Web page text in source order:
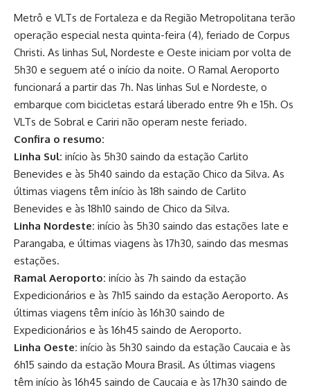
Metrô e VLTs de Fortaleza e da Região Metropolitana terão
operação especial nesta quinta-feira (4), feriado de Corpus
Christi. As linhas Sul, Nordeste e Oeste iniciam por volta de
5h30 e seguem até o início da noite. O Ramal Aeroporto
funcionará a partir das 7h. Nas linhas Sul e Nordeste, o
embarque com bicicletas estará liberado entre 9h e 15h. Os
VLTs de Sobral e Cariri não operam neste feriado.
Confira o resumo:
Linha Sul: início às 5h30 saindo da estação Carlito
Benevides e às 5h40 saindo da estação Chico da Silva. As
últimas viagens têm início às 18h saindo de Carlito
Benevides e às 18h10 saindo de Chico da Silva.
Linha Nordeste: início às 5h30 saindo das estações Iate e
Parangaba, e últimas viagens às 17h30, saindo das mesmas
estações.
Ramal Aeroporto: início às 7h saindo da estação
Expedicionários e às 7h15 saindo da estação Aeroporto. As
últimas viagens têm início às 16h30 saindo de
Expedicionários e às 16h45 saindo de Aeroporto.
Linha Oeste: início às 5h30 saindo da estação Caucaia e às
6h15 saindo da estação Moura Brasil. As últimas viagens
têm início às 16h45 saindo de Caucaia e às 17h30 saindo de